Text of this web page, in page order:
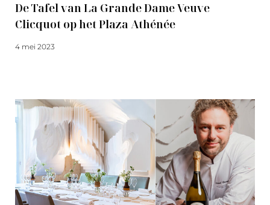
De Tafel van La Grande Dame Veuve
Clicquot op het Plaza Athénée
4 mei 2023